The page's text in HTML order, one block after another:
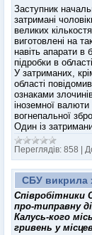
Заступник
затримані
великих
виготовлені на
навіть апарати
підробки в
У затриманих,
області
ознаками
іноземної валюти
вогнепальної
Один із
Переглядів: 858 |
СБУ викрила
Співробітники
про-типравну
Калусь-кого
гривень у